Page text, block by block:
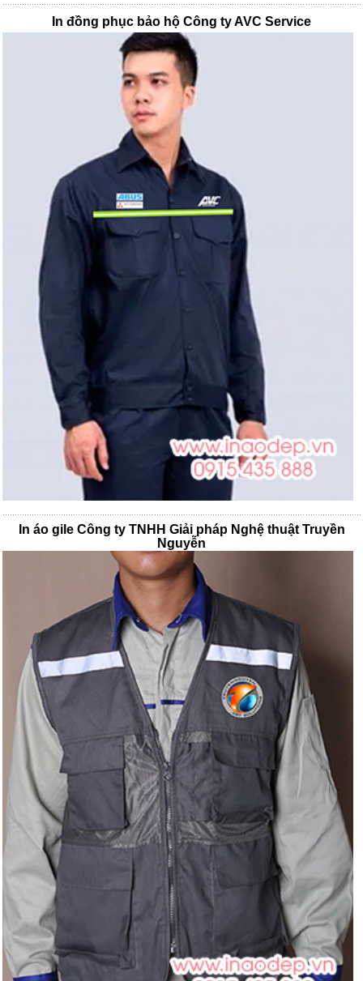
In đồng phục bảo hộ Công ty AVC Service
In áo gile Công ty TNHH Giải pháp Nghệ thuật Truyền
Nguyễn